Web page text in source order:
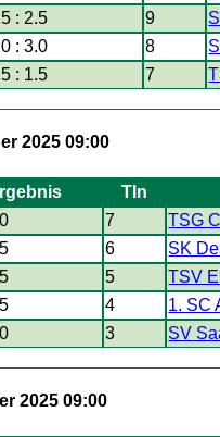
: 2.5 9
: 3.0 8
: 1.5 7
2025 09:00
Tln
7 TSG
6 SK
5 TSV
4 1. SC
3 SV
2025 09:00